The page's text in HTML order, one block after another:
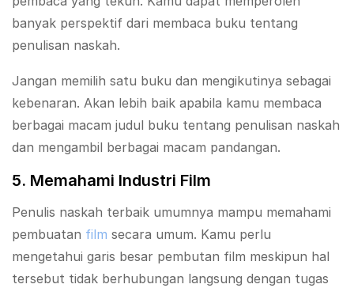
banyak perspektif dari membaca buku tentang
penulisan naskah.
Jangan memilih satu buku dan mengikutinya sebagai
kebenaran. Akan lebih baik apabila kamu membaca
berbagai macam judul buku tentang penulisan naskah
dan mengambil berbagai macam pandangan.
5. Memahami Industri Film
Penulis naskah terbaik umumnya mampu memahami
pembuatan film secara umum. Kamu perlu
mengetahui garis besar pembutan film meskipun hal
tersebut tidak berhubungan langsung dengan tugas